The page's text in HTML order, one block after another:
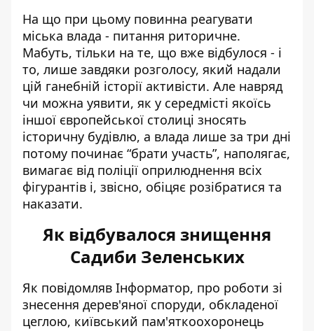
На що при цьому повинна реагувати
міська влада - питання риторичне.
Мабуть, тільки на те, що вже відбулося - і
то, лише завдяки розголосу, який надали
цій ганебній історії активісти. Але навряд
чи можна уявити, як у середмісті якоїсь
іншої європейської столиці зносять
історичну будівлю, а влада лише за три дні
потому починає “брати участь”, наполягає,
вимагає від поліції оприлюднення всіх
фігурантів і, звісно, обіцяє розібратися та
наказати.
Як відбувалося знищення
Садиби Зеленських
Як повідомляв Інформатор, про роботи зі
знесення дерев'яної споруди, обкладеної
цеглою, київський пам'яткоохоронець